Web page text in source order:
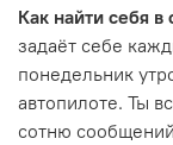
Как найти себя в
задаёт себе
понедельник
автопилоте. Ты
сотню